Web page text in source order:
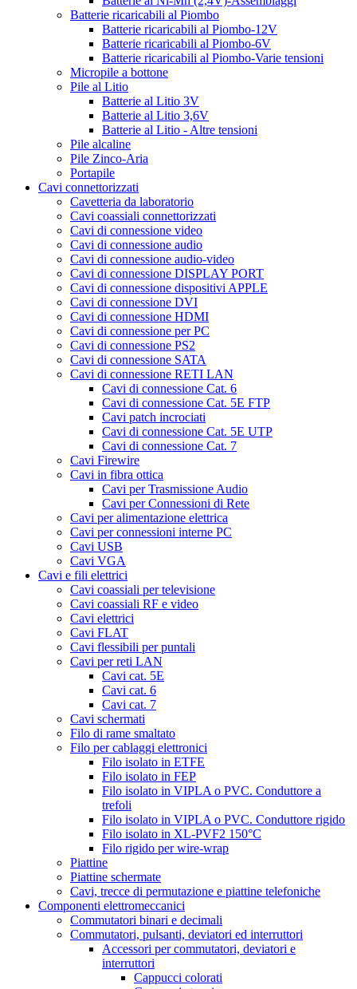
Batterie ricaricabili al Piombo
Batterie ricaricabili al Piombo-12V
Batterie ricaricabili al Piombo-6V
Batterie ricaricabili al Piombo-Varie tensioni
Micropile a bottone
Pile al Litio
Batterie al Litio 3V
Batterie al Litio 3,6V
Batterie al Litio - Altre tensioni
Pile alcaline
Pile Zinco-Aria
Portapile
Cavi connettorizzati
Cavetteria da laboratorio
Cavi coassiali connettorizzati
Cavi di connessione video
Cavi di connessione audio
Cavi di connessione audio-video
Cavi di connessione DISPLAY PORT
Cavi di connessione dispositivi APPLE
Cavi di connessione DVI
Cavi di connessione HDMI
Cavi di connessione per PC
Cavi di connessione PS2
Cavi di connessione SATA
Cavi di connessione RETI LAN
Cavi di connessione Cat. 6
Cavi di connessione Cat. 5E FTP
Cavi patch incrociati
Cavi di connessione Cat. 5E UTP
Cavi di connessione Cat. 7
Cavi Firewire
Cavi in fibra ottica
Cavi per Trasmissione Audio
Cavi per Connessioni di Rete
Cavi per alimentazione elettrica
Cavi per connessioni interne PC
Cavi USB
Cavi VGA
Cavi e fili elettrici
Cavi coassiali per televisione
Cavi coassiali RF e video
Cavi elettrici
Cavi FLAT
Cavi flessibili per puntali
Cavi per reti LAN
Cavi cat. 5E
Cavi cat. 6
Cavi cat. 7
Cavi schermati
Filo di rame smaltato
Filo per cablaggi elettronici
Filo isolato in ETFE
Filo isolato in FEP
Filo isolato in VIPLA o PVC. Conduttore a
trefoli
Filo isolato in VIPLA o PVC. Conduttore rigido
Filo isolato in XL-PVF2 150°C
Filo rigido per wire-wrap
Piattine
Piattine schermate
Cavi, trecce di permutazione e piattine telefoniche
Componenti elettromeccanici
Commutatori binari e decimali
Commutatori, pulsanti, deviatori ed interruttori
Accessori per commutatori, deviatori e
interruttori
Cappucci colorati